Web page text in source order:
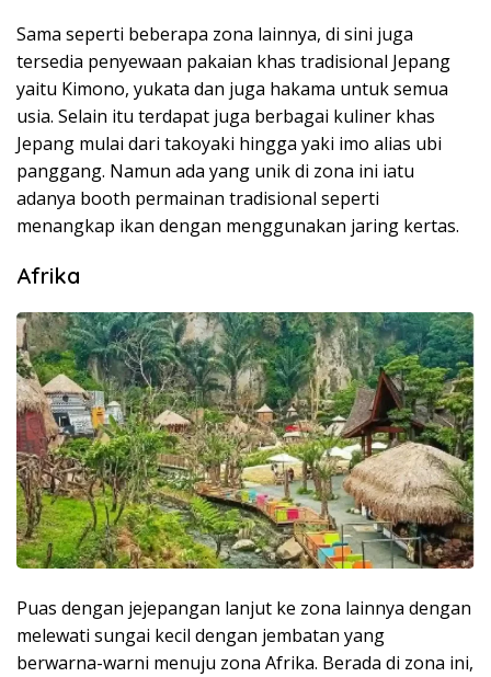
Sama seperti beberapa zona lainnya, di sini juga
tersedia penyewaan pakaian khas tradisional Jepang
yaitu Kimono, yukata dan juga hakama untuk semua
usia. Selain itu terdapat juga berbagai kuliner khas
Jepang mulai dari takoyaki hingga yaki imo alias ubi
panggang. Namun ada yang unik di zona ini iatu
adanya booth permainan tradisional seperti
menangkap ikan dengan menggunakan jaring kertas.
Afrika
Puas dengan jejepangan lanjut ke zona lainnya dengan
melewati sungai kecil dengan jembatan yang
berwarna-warni menuju zona Afrika. Berada di zona ini,